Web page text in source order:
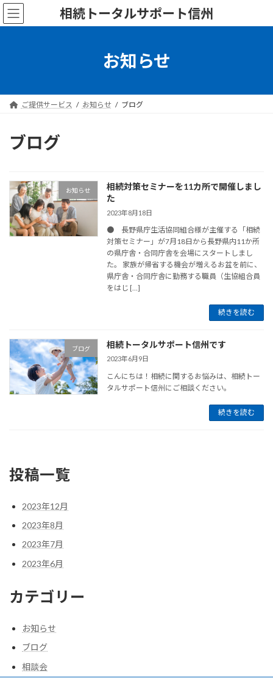
コ
ン
ナ
ビ
相続トータルサポート信州
お知らせ
ご提供サービス お知らせ ブログ
ブログ
お知らせ
相続対策セミナーを11カ所で開催しまし
た
2023年8月18日
● 長野県庁生活協同組合様が主催する「相続
対策セミナー」が7月18日から長野県内11か所
の県庁舎・合同庁舎を会場にスタートしまし
た。 家族が帰省する機会が増えるお盆を前に、
県庁舎・合同庁舎に勤務する職員（生協組合員
をはじ […]
続きを読む
ブログ 相続トータルサポート信州です
2023年6月9日
こんにちは！相続に関するお悩みは、相続トー
タルサポート信州にご相談ください。
続きを読む
投稿一覧
2023年12月
2023年8月
2023年7月
2023年6月
カテゴリー
お知らせ
ブログ
相談会